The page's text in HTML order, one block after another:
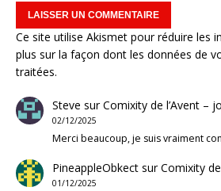
Ce site utilise Akismet pour réduire les
plus sur la façon dont les données de
traitées.
Steve surComixity de l’Avent –
02/12/2025
Merci beaucoup, je suis vraiment
PineappleObkectsurComixity
01/12/2025